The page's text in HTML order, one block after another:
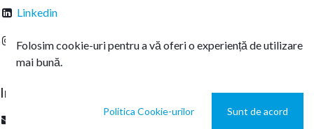
Linkedin
Instagram
Intrați în legătură
office@sterachemicals.ro
Folosim cookie-uri pentru a vă oferi o experiență de utilizare
mai bună.
Politica Cookie-urilor Sunt de acord